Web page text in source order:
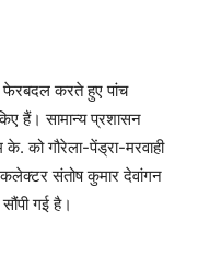
फेरबदल करते हुए पांच
हैं। सामान्य प्रशासन
के. को गौरेला-पेंड्रा-मरवाही
संतोष कुमार देवांगन
गई है।